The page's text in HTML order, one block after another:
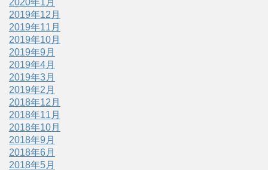
2019年12月
2019年11月
2019年10月
2019年9月
2019年4月
2019年3月
2019年2月
2018年12月
2018年11月
2018年10月
2018年9月
2018年6月
2018年5月